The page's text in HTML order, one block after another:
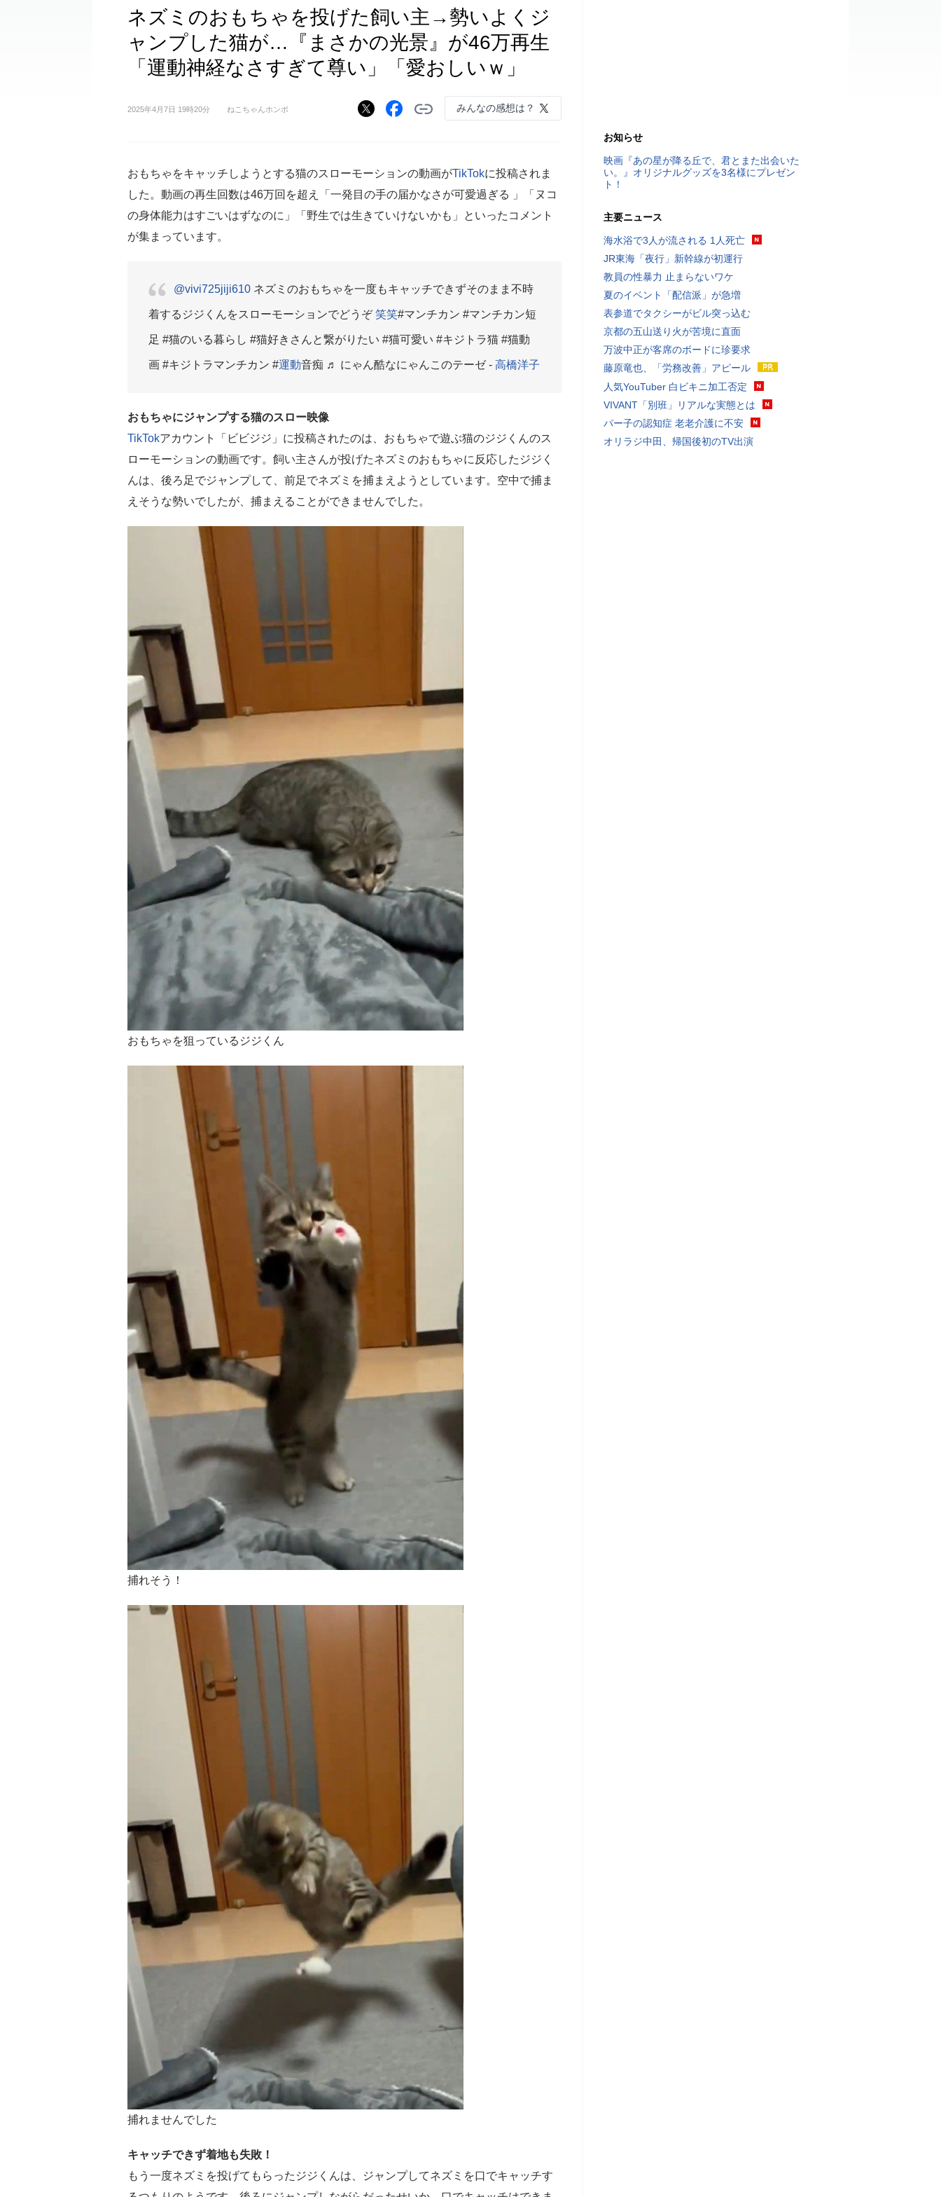
ネズミのおもちゃを投げた飼い主→勢いよくジ
ャンプした猫が…『まさかの光景』が46万再生
「運動神経なさすぎて尊い」「愛おしいｗ」
2025年4月7日 19時20分 ねこちゃんホンポ みんなの感想は？
おもちゃをキャッチしようとする猫のスローモーションの動画がTikTokに投稿されま
した。動画の再生回数は46万回を超え「一発目の手の届かなさが可愛過ぎる 」「ヌコ
の身体能力はすごいはずなのに」「野生では生きていけないかも」といったコメント
が集まっています。
@vivi725jiji610 ネズミのおもちゃを一度もキャッチできずそのまま不時
着するジジくんをスローモーションでどうぞ笑笑#マンチカン #マンチカン短
足 #猫のいる暮らし #猫好きさんと繋がりたい #猫可愛い #キジトラ猫 #猫動
画 #キジトラマンチカン #運動音痴 ♬ にゃん酷なにゃんこのテーゼ - 高橋洋子
おもちゃにジャンプする猫のスロー映像
TikTokアカウント「ビビジジ」に投稿されたのは、おもちゃで遊ぶ猫のジジくんのス
ローモーションの動画です。飼い主さんが投げたネズミのおもちゃに反応したジジく
んは、後ろ足でジャンプして、前足でネズミを捕まえようとしています。空中で捕ま
えそうな勢いでしたが、捕まえることができませんでした。
おもちゃを狙っているジジくん
捕れそう！
捕れませんでした
キャッチできず着地も失敗！
もう一度ネズミを投げてもらったジジくんは、ジャンプしてネズミを口でキャッチす
お知らせ
映画『あの星が降る丘で、君とまた出会いた
い。』オリジナルグッズを3名様にプレゼン
ト！
主要ニュース
海水浴で3人が流される 1人死亡
JR東海「夜行」新幹線が初運行
教員の性暴力 止まらないワケ
夏のイベント「配信派」が急増
表参道でタクシーがビル突っ込む
京都の五山送り火が苦境に直面
万波中正が客席のボードに珍要求
藤原竜也、「労務改善」アピール
人気YouTuber 白ビキニ加工否定
VIVANT「別班」リアルな実態とは
パー子の認知症 老老介護に不安
オリラジ中田、帰国後初のTV出演